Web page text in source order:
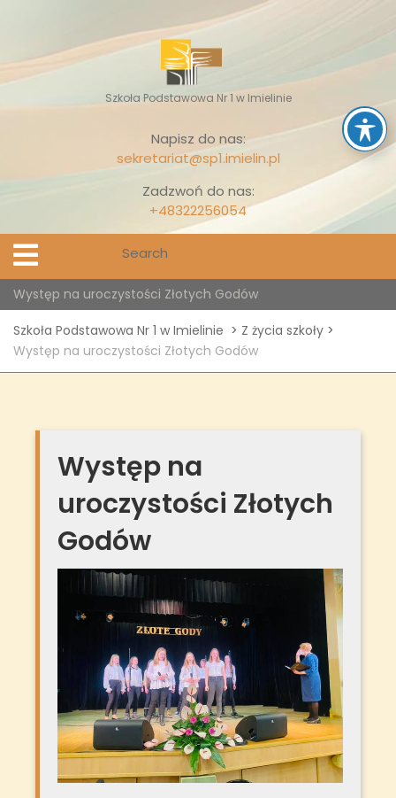
content
Szkoła Podstawowa Nr 1 w Imielinie
Napisz do nas:
sekretariat@sp1.imielin.pl
Zadzwoń do nas:
+48322256054
Open
Menu
Występ na uroczystości Złotych Godów
Szkoła Podstawowa Nr 1 w Imielinie > Z życia szkoły >
Występ na uroczystości Złotych Godów
Występ na
uroczystości Złotych
Godów